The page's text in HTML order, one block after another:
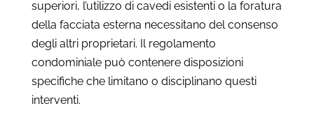
superiori, l’utilizzo di cavedi esistenti o la foratura
della facciata esterna necessitano del consenso
degli altri proprietari. Il regolamento
condominiale può contenere disposizioni
specifiche che limitano o disciplinano questi
interventi.